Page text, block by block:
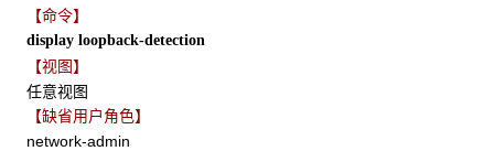
【命令】
display loopback-detection
【视图】
任意视图
【缺省用户角色】
network-admin